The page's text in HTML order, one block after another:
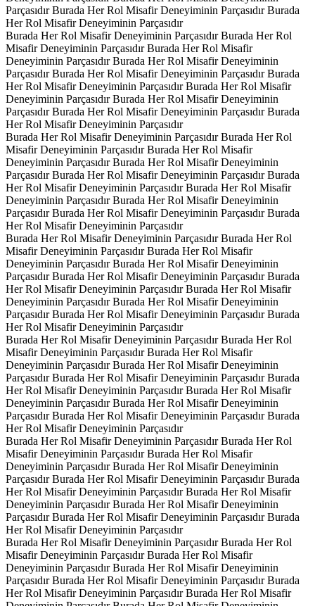
Parçasıdır Burada Her Rol Misafir Deneyiminin Parçasıdır Burada
Her Rol Misafir Deneyiminin Parçasıdır
Burada Her Rol Misafir Deneyiminin Parçasıdır Burada Her Rol
Misafir Deneyiminin Parçasıdır Burada Her Rol Misafir
Deneyiminin Parçasıdır Burada Her Rol Misafir Deneyiminin
Parçasıdır Burada Her Rol Misafir Deneyiminin Parçasıdır Burada
Her Rol Misafir Deneyiminin Parçasıdır Burada Her Rol Misafir
Deneyiminin Parçasıdır Burada Her Rol Misafir Deneyiminin
Parçasıdır Burada Her Rol Misafir Deneyiminin Parçasıdır Burada
Her Rol Misafir Deneyiminin Parçasıdır
Burada Her Rol Misafir Deneyiminin Parçasıdır Burada Her Rol
Misafir Deneyiminin Parçasıdır Burada Her Rol Misafir
Deneyiminin Parçasıdır Burada Her Rol Misafir Deneyiminin
Parçasıdır Burada Her Rol Misafir Deneyiminin Parçasıdır Burada
Her Rol Misafir Deneyiminin Parçasıdır Burada Her Rol Misafir
Deneyiminin Parçasıdır Burada Her Rol Misafir Deneyiminin
Parçasıdır Burada Her Rol Misafir Deneyiminin Parçasıdır Burada
Her Rol Misafir Deneyiminin Parçasıdır
Burada Her Rol Misafir Deneyiminin Parçasıdır Burada Her Rol
Misafir Deneyiminin Parçasıdır Burada Her Rol Misafir
Deneyiminin Parçasıdır Burada Her Rol Misafir Deneyiminin
Parçasıdır Burada Her Rol Misafir Deneyiminin Parçasıdır Burada
Her Rol Misafir Deneyiminin Parçasıdır Burada Her Rol Misafir
Deneyiminin Parçasıdır Burada Her Rol Misafir Deneyiminin
Parçasıdır Burada Her Rol Misafir Deneyiminin Parçasıdır Burada
Her Rol Misafir Deneyiminin Parçasıdır
Burada Her Rol Misafir Deneyiminin Parçasıdır Burada Her Rol
Misafir Deneyiminin Parçasıdır Burada Her Rol Misafir
Deneyiminin Parçasıdır Burada Her Rol Misafir Deneyiminin
Parçasıdır Burada Her Rol Misafir Deneyiminin Parçasıdır Burada
Her Rol Misafir Deneyiminin Parçasıdır Burada Her Rol Misafir
Deneyiminin Parçasıdır Burada Her Rol Misafir Deneyiminin
Parçasıdır Burada Her Rol Misafir Deneyiminin Parçasıdır Burada
Her Rol Misafir Deneyiminin Parçasıdır
Burada Her Rol Misafir Deneyiminin Parçasıdır Burada Her Rol
Misafir Deneyiminin Parçasıdır Burada Her Rol Misafir
Deneyiminin Parçasıdır Burada Her Rol Misafir Deneyiminin
Parçasıdır Burada Her Rol Misafir Deneyiminin Parçasıdır Burada
Her Rol Misafir Deneyiminin Parçasıdır Burada Her Rol Misafir
Deneyiminin Parçasıdır Burada Her Rol Misafir Deneyiminin
Parçasıdır Burada Her Rol Misafir Deneyiminin Parçasıdır Burada
Her Rol Misafir Deneyiminin Parçasıdır
Burada Her Rol Misafir Deneyiminin Parçasıdır Burada Her Rol
Misafir Deneyiminin Parçasıdır Burada Her Rol Misafir
Deneyiminin Parçasıdır Burada Her Rol Misafir Deneyiminin
Parçasıdır Burada Her Rol Misafir Deneyiminin Parçasıdır Burada
Her Rol Misafir Deneyiminin Parçasıdır Burada Her Rol Misafir